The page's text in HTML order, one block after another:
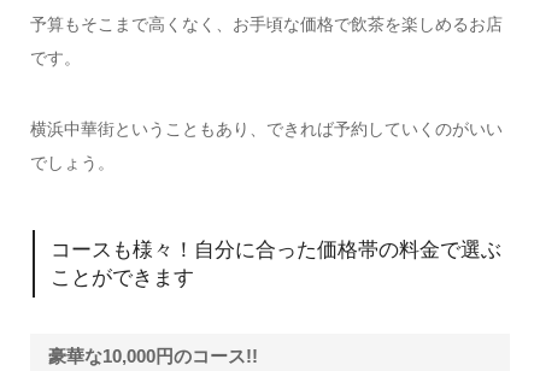
予算もそこまで高くなく、お手頃な価格で飲茶を楽しめるお店
です。
横浜中華街ということもあり、できれば予約していくのがいい
でしょう。
コースも様々！自分に合った価格帯の料金で選ぶ
ことができます
豪華な10,000円のコース!!